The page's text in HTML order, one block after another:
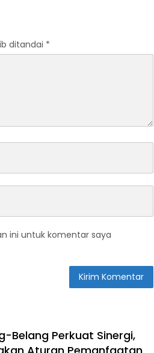
ditandai *
ini untuk komentar saya
Belang Perkuat Sinergi,